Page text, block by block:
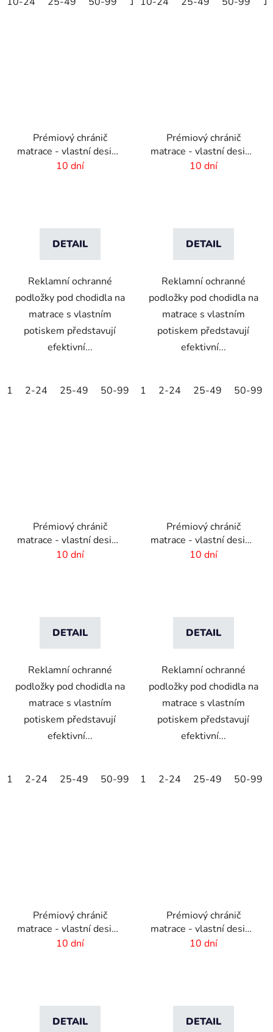
Prémiový chránič
matrace - vlastní design
- 2000x440mm
10 dní
DETAIL
Reklamní ochranné
podložky pod chodidla na
matrace s vlastním
potiskem představují
efektivní...
1 2-24 25-49 50-99 100-249 250-499 500+
Prémiový chránič
matrace - vlastní design
- 1800x440mm
10 dní
DETAIL
Reklamní ochranné
podložky pod chodidla na
matrace s vlastním
potiskem představují
efektivní...
1 2-24 25-49 50-99
Prémiový chránič
matrace - vlastní design
- 1600x440mm
10 dní
DETAIL
Reklamní ochranné
podložky pod chodidla na
matrace s vlastním
potiskem představují
efektivní...
1 2-24 25-49 50-99 100-249 250-499 500+
Prémiový chránič
matrace - vlastní design
- 1370x440mm
10 dní
DETAIL
Reklamní ochranné
podložky pod chodidla na
matrace s vlastním
potiskem představují
efektivní...
1 2-24 25-49 50-99
Prémiový chránič
matrace - vlastní design
- 800x450mm
10 dní
DETAIL
Prémiový chránič
matrace - vlastní design
- 670x400mm
10 dní
DETAIL